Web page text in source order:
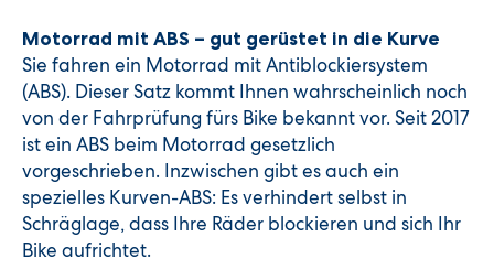
Motorrad mit ABS – gut gerüstet in die Kurve
Sie fahren ein Motorrad mit Antiblockiersystem
(ABS). Dieser Satz kommt Ihnen wahrscheinlich noch
von der Fahrprüfung fürs Bike bekannt vor. Seit 2017
ist ein ABS beim Motorrad gesetzlich
vorgeschrieben. Inzwischen gibt es auch ein
spezielles Kurven-ABS: Es verhindert selbst in
Schräglage, dass Ihre Räder blockieren und sich Ihr
Bike aufrichtet.